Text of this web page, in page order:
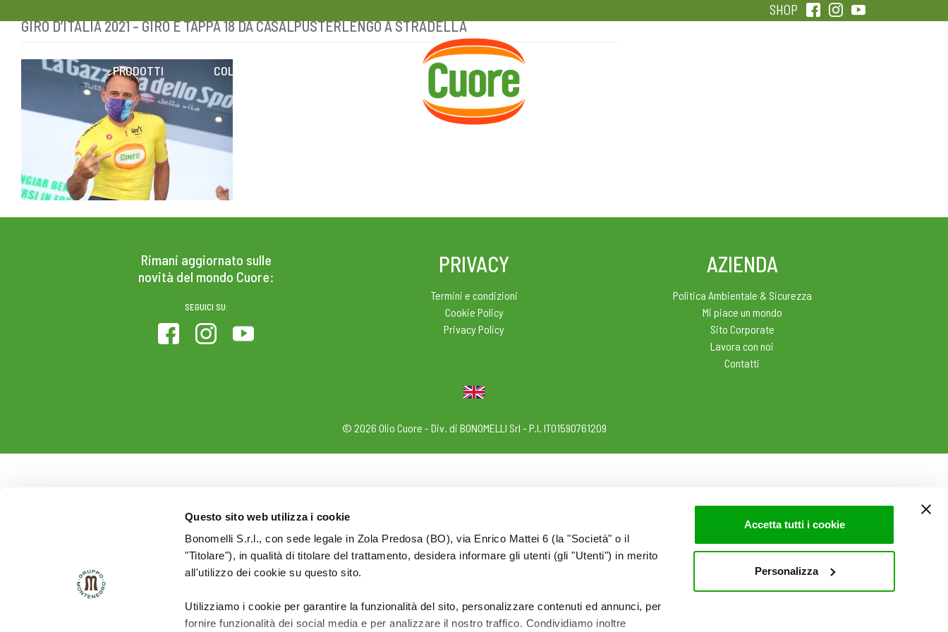
Questo sito web utilizza i cookie
Bonomelli S.r.l., con sede legale in Zola Predosa (BO), via Enrico Mattei 6 (la "Società" o il
"Titolare"), in qualità di titolare del trattamento, desidera informare gli utenti (gli "Utenti") in merito
all'utilizzo dei cookie su questo sito.
Utilizziamo i cookie per garantire la funzionalità del sito, personalizzare contenuti ed annunci, per
fornire funzionalità dei social media e per analizzare il nostro traffico. Condividiamo inoltre
Accetta tutti i cookie
Personalizza
Skip
content
SHOP
PRODOTTI COLESTEROLO
HOME
GIRO D’ITALIA 2021 – GIRO E TAPPA 18 DA CASALPUSTERLENGO A STRADELLA
Rimani aggiornato sulle
novità del mondo Cuore:
SEGUICI SU:
PRIVACY
Termini e condizioni
Cookie Policy
Privacy Policy
AZIENDA
Politica Ambientale & Sicurezza
Mi piace un mondo
Sito Corporate
Lavora con noi
Contatti
© 2026 Olio Cuore - Div. di BONOMELLI Srl - P.I. IT01590761209